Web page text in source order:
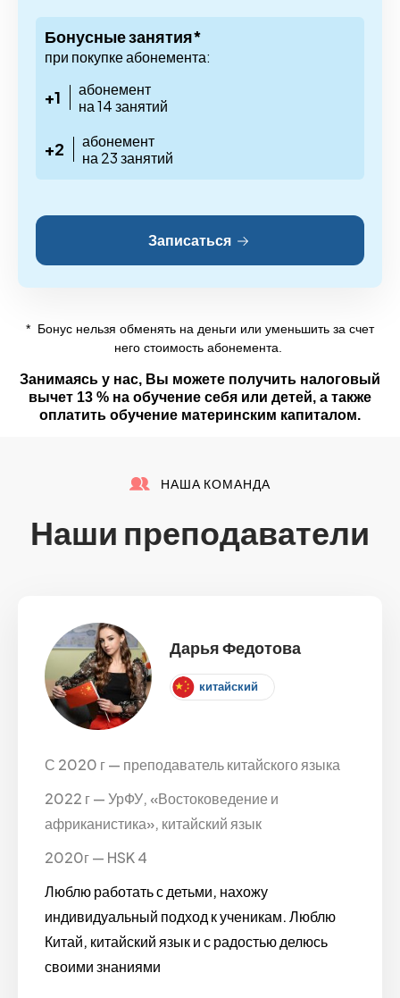
Бонусные занятия*
при покупке абонемента:
+1
абонемент
на 14 занятий
+2
абонемент
на 23 занятий
Записаться
* Бонус нельзя обменять на деньги или уменьшить за счет
него стоимость абонемента.
Занимаясь у нас, Вы можете получить налоговый
вычет 13 % на обучение себя или детей, а также
оплатить обучение материнским капиталом.
НАША КОМАНДА
Наши преподаватели
Дарья Федотова
китайский
С 2020 г — преподаватель китайского языка
2022 г — УрФУ, «Востоковедение и
африканистика», китайский язык
2020г — HSK 4
Люблю работать с детьми, нахожу
индивидуальный подход к ученикам. Люблю
Китай, китайский язык и с радостью делюсь
своими знаниями